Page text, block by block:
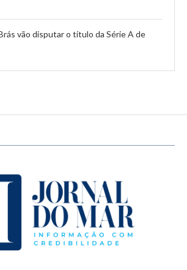
vão disputar o título da Série A de